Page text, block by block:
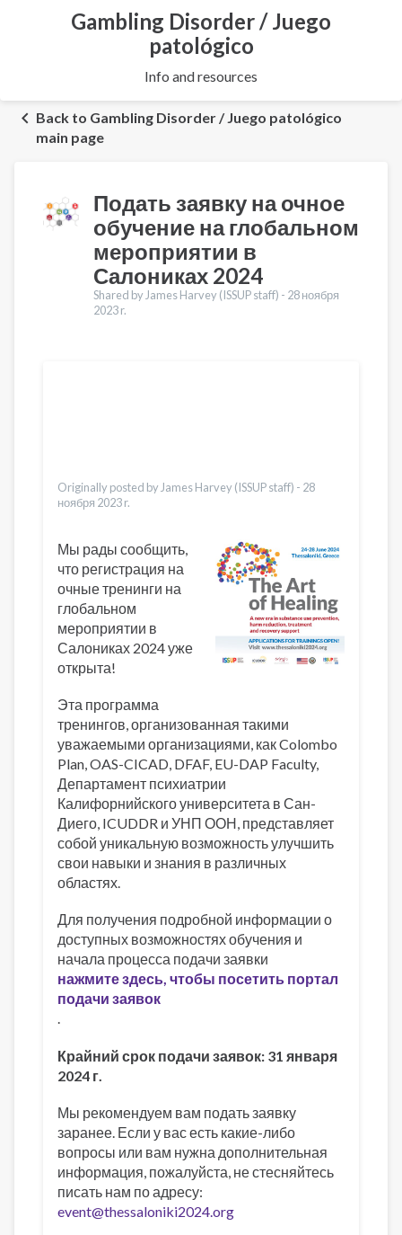
Gambling Disorder / Juego
patológico
Info and resources
Back to Gambling Disorder / Juego patológico
main page
Подать заявку на очное
обучение на глобальном
мероприятии в
Салониках 2024
Shared by James Harvey (ISSUP staff) - 28 ноября
2023 r.
Originally posted by James Harvey (ISSUP staff) - 28
ноября 2023 r.
Мы рады сообщить,
что регистрация на
очные тренинги на
глобальном
мероприятии в
Салониках 2024 уже
открыта!
Эта программа
тренингов, организованная такими
уважаемыми организациями, как Colombo
Plan, OAS-CICAD, DFAF, EU-DAP Faculty,
Департамент психиатрии
Калифорнийского университета в Сан-
Диего, ICUDDR и УНП ООН, представляет
собой уникальную возможность улучшить
свои навыки и знания в различных
областях.
Для получения подробной информации о
доступных возможностях обучения и
начала процесса подачи заявки
нажмите здесь, чтобы посетить портал
подачи заявок
.
Крайний срок подачи заявок: 31 января
2024 г.
Мы рекомендуем вам подать заявку
заранее. Если у вас есть какие-либо
вопросы или вам нужна дополнительная
информация, пожалуйста, не стесняйтесь
писать нам по адресу:
event@thessaloniki2024.org